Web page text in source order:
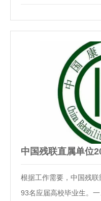
精神，科学所业务骨干
根据工作需要，中国残
93名应届高校毕业生。